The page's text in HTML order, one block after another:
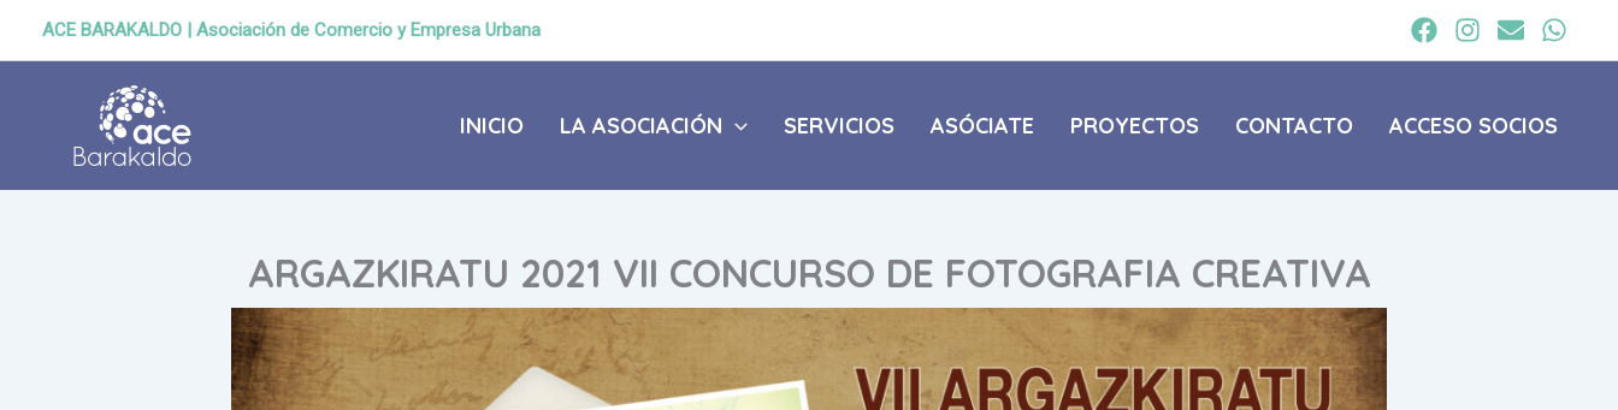
ACE BARAKALDO | Asociación de Comercio y Empresa Urbana
INICIO LA ASOCIACIÓN SERVICIOS ASÓCIATE PROYECTOS CONTACTO ACCESO SOCIOS
ARGAZKIRATU 2021 VII CONCURSO DE FOTOGRAFIA CREATIVA